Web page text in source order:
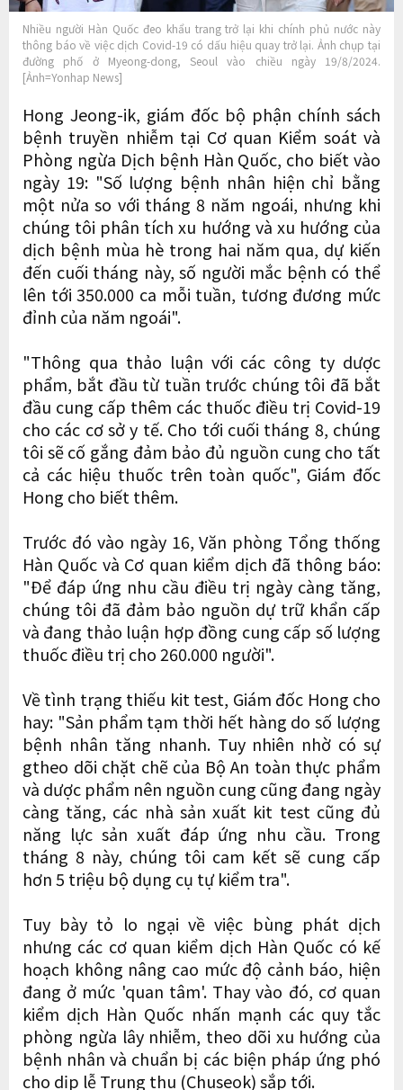
Nhiều người Hàn Quốc đeo khẩu trang trở lại khi chính phủ nước này
thông báo về việc dịch Covid-19 có dấu hiệu quay trở lại. Ảnh chụp tại
đường phố ở Myeong-dong, Seoul vào chiều ngày 19/8/2024.
[Ảnh=Yonhap News]
Hong Jeong-ik, giám đốc bộ phận chính sách
bệnh truyền nhiễm tại Cơ quan Kiểm soát và
Phòng ngừa Dịch bệnh Hàn Quốc, cho biết vào
ngày 19: "Số lượng bệnh nhân hiện chỉ bằng
một nửa so với tháng 8 năm ngoái, nhưng khi
chúng tôi phân tích xu hướng và xu hướng của
dịch bệnh mùa hè trong hai năm qua, dự kiến
đến cuối tháng này, số người mắc bệnh có thể
lên tới 350.000 ca mỗi tuần, tương đương mức
đỉnh của năm ngoái".
"Thông qua thảo luận với các công ty dược
phẩm, bắt đầu từ tuần trước chúng tôi đã bắt
đầu cung cấp thêm các thuốc điều trị Covid-19
cho các cơ sở y tế. Cho tới cuối tháng 8, chúng
tôi sẽ cố gắng đảm bảo đủ nguồn cung cho tất
cả các hiệu thuốc trên toàn quốc", Giám đốc
Hong cho biết thêm.
Trước đó vào ngày 16, Văn phòng Tổng thống
Hàn Quốc và Cơ quan kiểm dịch đã thông báo:
"Để đáp ứng nhu cầu điều trị ngày càng tăng,
chúng tôi đã đảm bảo nguồn dự trữ khẩn cấp
và đang thảo luận hợp đồng cung cấp số lượng
thuốc điều trị cho 260.000 người".
Về tình trạng thiếu kit test, Giám đốc Hong cho
hay: "Sản phẩm tạm thời hết hàng do số lượng
bệnh nhân tăng nhanh. Tuy nhiên nhờ có sự
gtheo dõi chặt chẽ của Bộ An toàn thực phẩm
và dược phẩm nên nguồn cung cũng đang ngày
càng tăng, các nhà sản xuất kit test cũng đủ
năng lực sản xuất đáp ứng nhu cầu. Trong
tháng 8 này, chúng tôi cam kết sẽ cung cấp
hơn 5 triệu bộ dụng cụ tự kiểm tra".
Tuy bày tỏ lo ngại về việc bùng phát dịch
nhưng các cơ quan kiểm dịch Hàn Quốc có kế
hoạch không nâng cao mức độ cảnh báo, hiện
đang ở mức 'quan tâm'. Thay vào đó, cơ quan
kiểm dịch Hàn Quốc nhấn mạnh các quy tắc
phòng ngừa lây nhiễm, theo dõi xu hướng của
bệnh nhân và chuẩn bị các biện pháp ứng phó
cho dịp lễ Trung thu (Chuseok) sắp tới.